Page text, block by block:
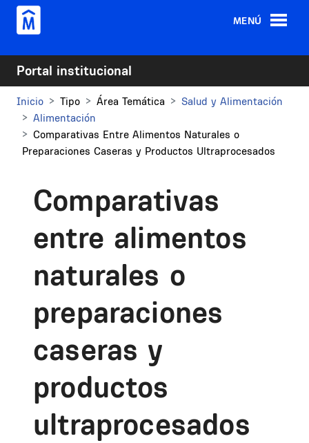
Pasar al contenido principal
MENÚ
Portal institucional
Inicio Tipo Área Temática
Salud y Alimentación
Alimentación
Comparativas Entre Alimentos Naturales o
Preparaciones Caseras y Productos Ultraprocesados
Comparativas
entre alimentos
naturales o
preparaciones
caseras y
productos
ultraprocesados